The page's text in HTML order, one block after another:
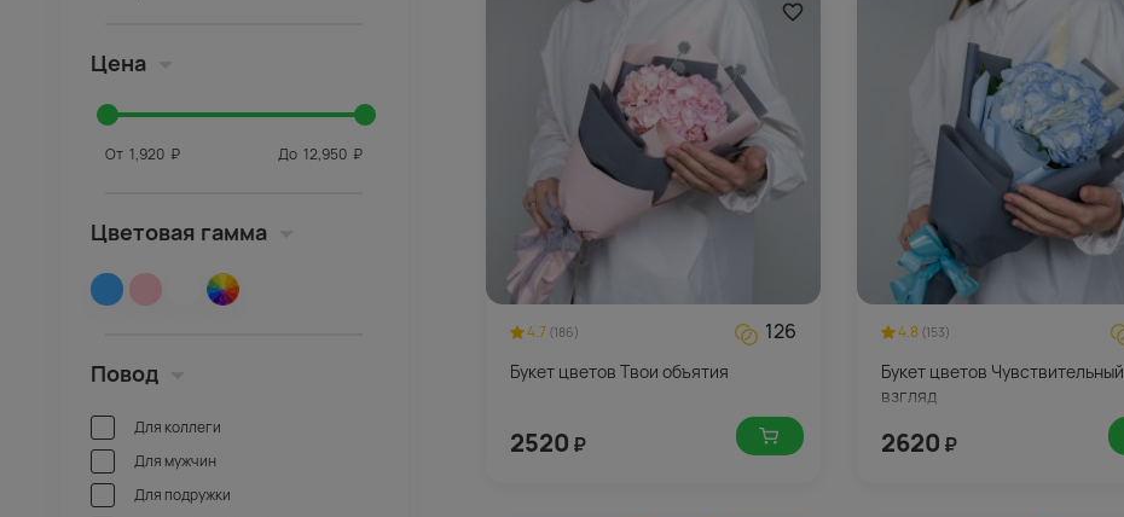
Цена
От 1,920 ₽ До 12,950 ₽
Цветовая гамма
Повод
Для коллеги
Для мужчин
Для подружки
4.7 (186) 126
Букет цветов Твои объятия
2520 ₽
4.8 (153)
Букет цветов Чувствительный
взгляд
2620 ₽